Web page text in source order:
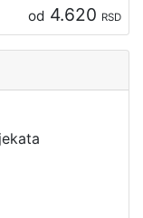
od 4.620 RSD